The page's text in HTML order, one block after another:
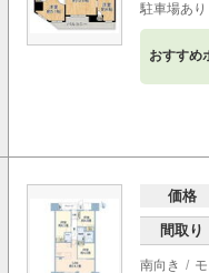
駐車場あり
おすすめ
価格
間取り
南向き